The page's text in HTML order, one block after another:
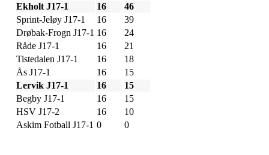
Ekholt J17-1
16
46
Sprint-Jeløy J17-1
16
39
Drøbak-Frogn J17-1 16
24
Råde J17-1
16
21
Tistedalen J17-1
16
18
Ås J17-1
16
15
Lervik J17-1
16
15
Begby J17-1
16
15
HSV J17-2
16
10
Askim Fotball J17-1 0 0